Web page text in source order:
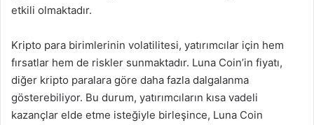
etkili olmaktadır.
Kripto para birimlerinin volatilitesi, yatırımcılar için hem
fırsatlar hem de riskler sunmaktadır. Luna Coin’in fiyatı,
diğer kripto paralara göre daha fazla dalgalanma
gösterebiliyor. Bu durum, yatırımcıların kısa vadeli
kazançlar elde etme isteğiyle birleşince, Luna Coin